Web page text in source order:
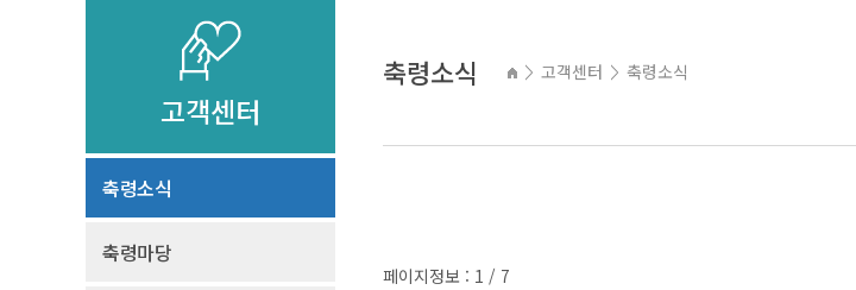
고객센터
축령소식
축령마당
축령소식 > 고객센터 > 축령소식
페이지정보 : 1 / 7